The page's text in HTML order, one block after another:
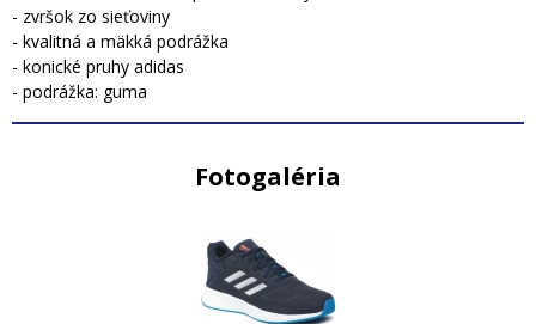
- zvršok zo sieťoviny
- kvalitná a mäkká podrážka
- konické pruhy adidas
- podrážka: guma
Fotogaléria